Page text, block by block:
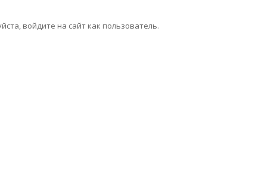
войдите на сайт как пользователь.